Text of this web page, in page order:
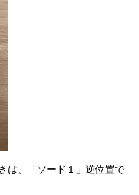
は、「ソード１」逆位置で